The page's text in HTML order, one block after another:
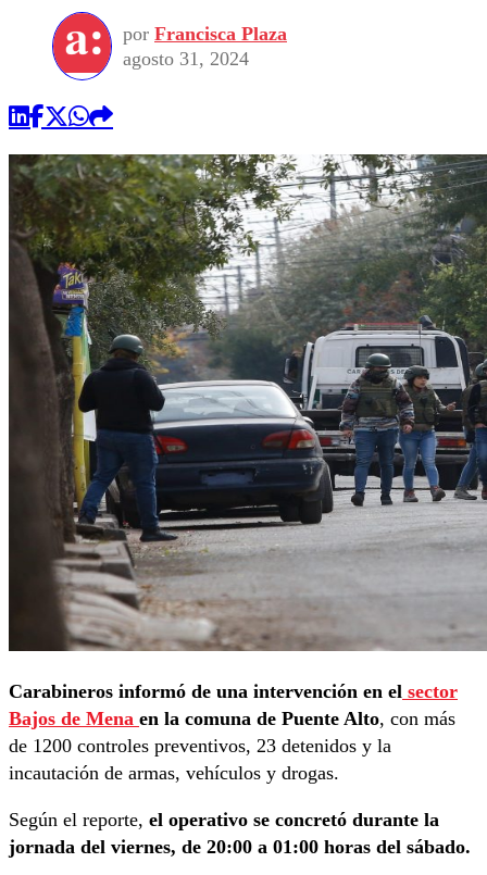
por Francisca Plaza
agosto 31, 2024
Carabineros informó de una intervención en el sector
Bajos de Mena en la comuna de Puente Alto, con más
de 1200 controles preventivos, 23 detenidos y la
incautación de armas, vehículos y drogas.
Según el reporte, el operativo se concretó durante la
jornada del viernes, de 20:00 a 01:00 horas del sábado.